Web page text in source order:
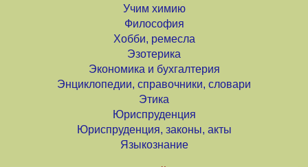
Учим химию
Философия
Хобби, ремесла
Эзотерика
Экономика и бухгалтерия
Энциклопедии, справочники, словари
Этика
Юриспруденция
Юриспруденция, законы, акты
Языкознание